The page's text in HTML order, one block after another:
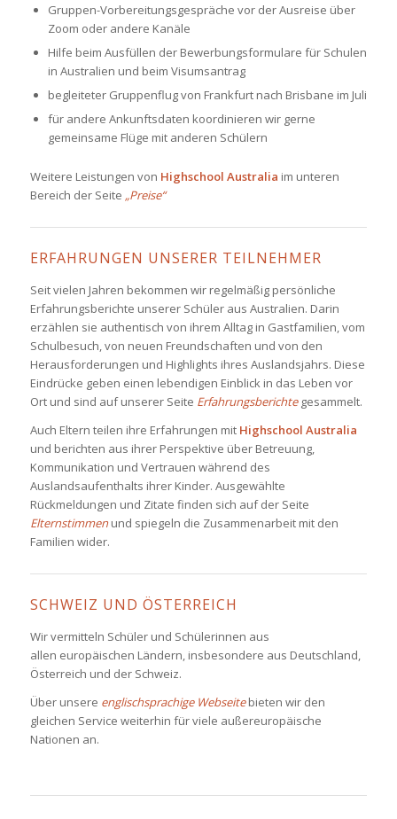
Gruppen-Vorbereitungsgespräche vor der Ausreise über
Zoom oder andere Kanäle
Hilfe beim Ausfüllen der Bewerbungsformulare für Schulen
in Australien und beim Visumsantrag
begleiteter Gruppenflug von Frankfurt nach Brisbane im Juli
für andere Ankunftsdaten koordinieren wir gerne
gemeinsame Flüge mit anderen Schülern
Weitere Leistungen von Highschool Australia im unteren
Bereich der Seite „Preise“
ERFAHRUNGEN UNSERER TEILNEHMER
Seit vielen Jahren bekommen wir regelmäßig persönliche
Erfahrungsberichte unserer Schüler aus Australien. Darin
erzählen sie authentisch von ihrem Alltag in Gastfamilien, vom
Schulbesuch, von neuen Freundschaften und von den
Herausforderungen und Highlights ihres Auslandsjahrs. Diese
Eindrücke geben einen lebendigen Einblick in das Leben vor
Ort und sind auf unserer Seite Erfahrungsberichtegesammelt.
Auch Eltern teilen ihre Erfahrungen mit Highschool Australia
und berichten aus ihrer Perspektive über Betreuung,
Kommunikation und Vertrauen während des
Auslandsaufenthalts ihrer Kinder. Ausgewählte
Rückmeldungen und Zitate finden sich auf der Seite
Elternstimmenund spiegeln die Zusammenarbeit mit den
Familien wider.
SCHWEIZ UND ÖSTERREICH
Wir vermitteln Schüler und Schülerinnen aus
allen europäischen Ländern, insbesondere aus Deutschland,
Österreich und der Schweiz.
Über unsere englischsprachige Webseitebieten wir den
gleichen Service weiterhin für viele außereuropäische
Nationen an.